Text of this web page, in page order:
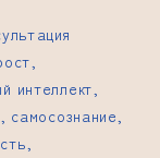
интеллект,
самосознание,